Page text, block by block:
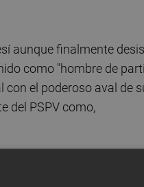
aunque finalmente
como "hombre de
con el poderoso aval de
del PSPV como,